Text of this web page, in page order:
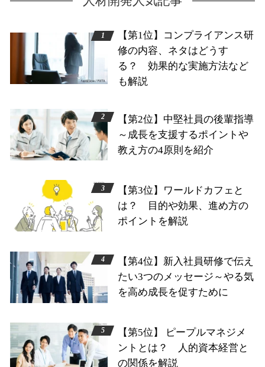
【第1位】コンプライアンス研
修の内容、ネタはどうす
る？ 効果的な実施方法など
も解説
【第2位】中堅社員の後輩指導
～成長を支援するポイントや
教え方の4原則を紹介
【第3位】ワールドカフェと
は？ 目的や効果、進め方の
ポイントを解説
【第4位】新入社員研修で伝え
たい3つのメッセージ～やる気
を高め成長を促すために
【第5位】 ピープルマネジメ
ントとは？ 人的資本経営と
の関係を解説